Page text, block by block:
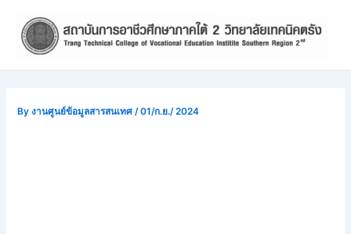
content
Byงานศูนย์ข้อมูลสารสนเทศ/01/ก.ย./ 2024
navigation